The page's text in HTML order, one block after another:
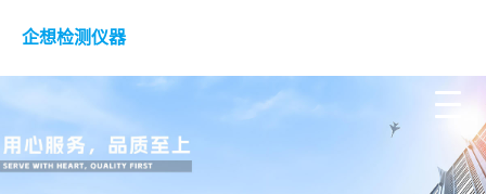
企想检测仪器